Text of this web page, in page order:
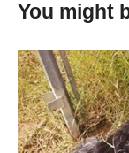
You might